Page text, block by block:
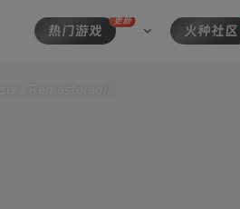
热门游戏
更新
火种社区